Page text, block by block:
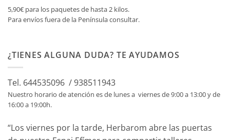
5,90€ para los paquetes de hasta 2 kilos.
Para envíos fuera de la Península consultar.
¿TIENES ALGUNA DUDA? TE AYUDAMOS
Tel. 644535096 / 938511943
Nuestro horario de atención es de lunes a viernes de 9:00 a 13:00 y de
16:00 a 19:00h.
“Los viernes por la tarde, Herbarom abre las puertas